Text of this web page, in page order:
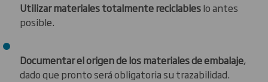
Utilizar materiales totalmente reciclableslo antes
posible.
Documentar el origen de los materiales de embalaje,
dado que pronto será obligatoria su trazabilidad.